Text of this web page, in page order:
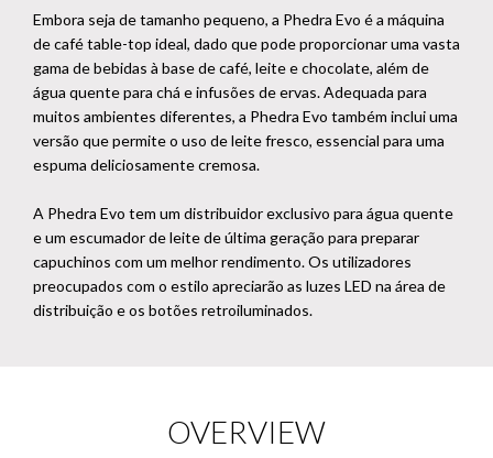
Embora seja de tamanho pequeno, a Phedra Evo é a máquina
de café table-top ideal, dado que pode proporcionar uma vasta
gama de bebidas à base de café, leite e chocolate, além de
água quente para chá e infusões de ervas. Adequada para
muitos ambientes diferentes, a Phedra Evo também inclui uma
versão que permite o uso de leite fresco, essencial para uma
espuma deliciosamente cremosa.
A Phedra Evo tem um distribuidor exclusivo para água quente
e um escumador de leite de última geração para preparar
capuchinos com um melhor rendimento. Os utilizadores
preocupados com o estilo apreciarão as luzes LED na área de
distribuição e os botões retroiluminados.
OVERVIEW